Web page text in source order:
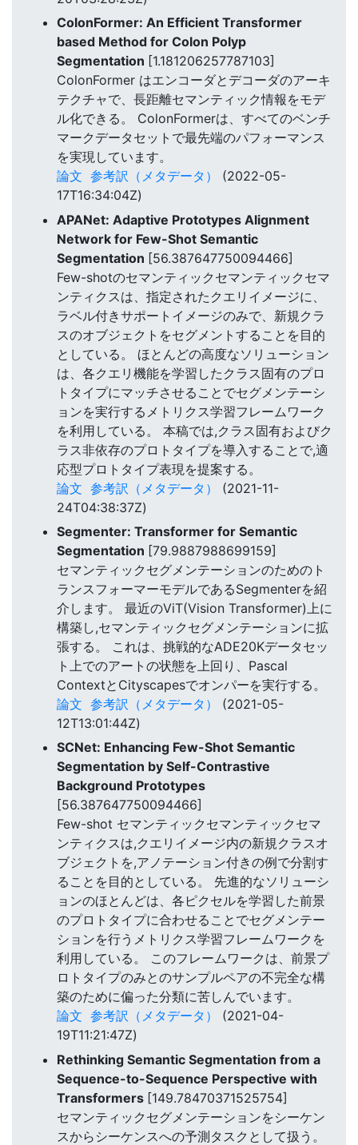
ColonFormer: An Efficient Transformer
based Method for Colon Polyp
Segmentation [1.181206257787103]
ColonFormer はエンコーダとデコーダのアーキ
テクチャで、長距離セマンティック情報をモデ
ル化できる。 ColonFormerは、すべてのベンチ
マークデータセットで最先端のパフォーマンス
を実現しています。
論文 参考訳（メタデータ）
(2022-05-
17T16:34:04Z)
APANet: Adaptive Prototypes Alignment
Network for Few-Shot Semantic
Segmentation [56.387647750094466]
Few-shotのセマンティックセマンティックセマ
ンティクスは、指定されたクエリイメージに、
ラベル付きサポートイメージのみで、新規クラ
スのオブジェクトをセグメントすることを目的
としている。 ほとんどの高度なソリューション
は、各クエリ機能を学習したクラス固有のプロ
トタイプにマッチさせることでセグメンテーシ
ョンを実行するメトリクス学習フレームワーク
を利用している。 本稿では,クラス固有およびク
ラス非依存のプロトタイプを導入することで,適
応型プロトタイプ表現を提案する。
論文 参考訳（メタデータ）
(2021-11-
24T04:38:37Z)
Segmenter: Transformer for Semantic
Segmentation [79.9887988699159]
セマンティックセグメンテーションのためのト
ランスフォーマーモデルであるSegmenterを紹
介します。 最近のViT(Vision Transformer)上に
構築し,セマンティックセグメンテーションに拡
張する。 これは、挑戦的なADE20Kデータセッ
ト上でのアートの状態を上回り、Pascal
ContextとCityscapesでオンパーを実行する。
論文 参考訳（メタデータ）
(2021-05-
12T13:01:44Z)
SCNet: Enhancing Few-Shot Semantic
Segmentation by Self-Contrastive
Background Prototypes
[56.387647750094466]
Few-shot セマンティックセマンティックセマ
ンティクスは,クエリイメージ内の新規クラスオ
ブジェクトを,アノテーション付きの例で分割す
ることを目的としている。 先進的なソリューシ
ョンのほとんどは、各ピクセルを学習した前景
のプロトタイプに合わせることでセグメンテー
ションを行うメトリクス学習フレームワークを
利用している。 このフレームワークは、前景プ
ロトタイプのみとのサンプルペアの不完全な構
築のために偏った分類に苦しんでいます。
論文 参考訳（メタデータ）
(2021-04-
19T11:21:47Z)
Rethinking Semantic Segmentation from a
Sequence-to-Sequence Perspective with
Transformers [149.78470371525754]
セマンティックセグメンテーションをシーケン
スからシーケンスへの予測タスクとして扱う。